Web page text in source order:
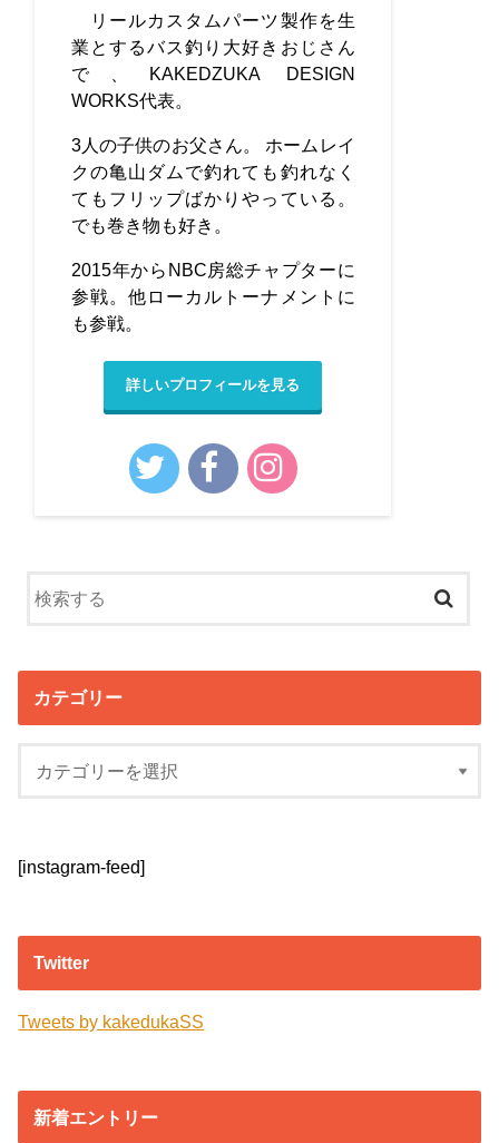
リールカスタムパーツ製作を生
業とするバス釣り大好きおじさん
で、KAKEDZUKA DESIGN
WORKS代表。
3人の子供のお父さん。 ホームレイ
クの亀山ダムで釣れても釣れなく
てもフリップばかりやっている。
でも巻き物も好き。
2015年からNBC房総チャプターに
参戦。他ローカルトーナメントに
も参戦。
詳しいプロフィールを見る
カテゴリー
[instagram-feed]
Twitter
Tweets by kakedukaSS
新着エントリー